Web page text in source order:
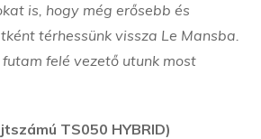
is, hogy még erősebb és
térhessünk vissza Le Mansba.
felé vezető utunk most
TS050 HYBRID)